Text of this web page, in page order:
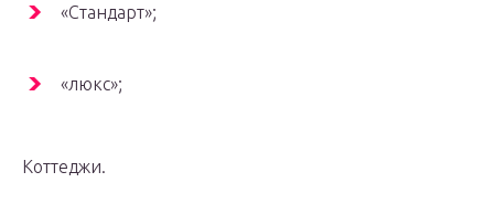
«Стандарт»;
«люкс»;
Коттеджи.